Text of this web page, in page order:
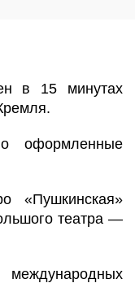
в 15 минутах
оформленные
«Пушкинская»
театра —